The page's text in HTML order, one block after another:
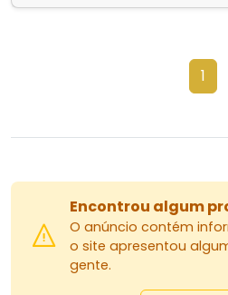
1
Encontrou algum
O anúncio contém
o site apresentou
gente.